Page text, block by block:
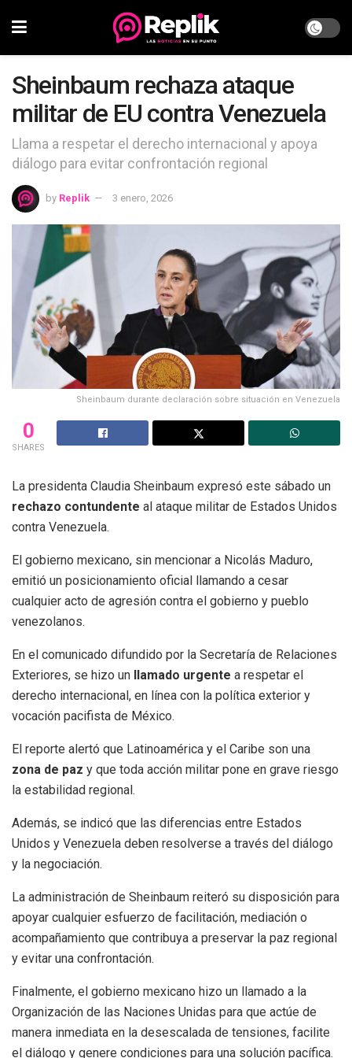
Sheinbaum rechaza ataque
militar de EU contra Venezuela
Llama a respetar el derecho internacional y apoya
diálogo para evitar confrontación regional
by Replik 3 enero, 2026
Sheinbaum durante declaración sobre situación en Venezuela
0
SHARES
La presidenta Claudia Sheinbaum expresó este sábado un
rechazo contundente al ataque militar de Estados Unidos
contra Venezuela.
El gobierno mexicano, sin mencionar a Nicolás Maduro,
emitió un posicionamiento oficial llamando a cesar
cualquier acto de agresión contra el gobierno y pueblo
venezolanos.
En el comunicado difundido por la Secretaría de Relaciones
Exteriores, se hizo un llamado urgente a respetar el
derecho internacional, en línea con la política exterior y
vocación pacifista de México.
El reporte alertó que Latinoamérica y el Caribe son una
zona de paz y que toda acción militar pone en grave riesgo
la estabilidad regional.
Además, se indicó que las diferencias entre Estados
Unidos y Venezuela deben resolverse a través del diálogo
y la negociación.
La administración de Sheinbaum reiteró su disposición para
apoyar cualquier esfuerzo de facilitación, mediación o
acompañamiento que contribuya a preservar la paz regional
y evitar una confrontación.
Finalmente, el gobierno mexicano hizo un llamado a la
Organización de las Naciones Unidas para que actúe de
manera inmediata en la desescalada de tensiones, facilite
el diálogo y genere condiciones para una solución pacífica.